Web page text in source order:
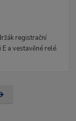
registrační
a vestavěné relé.